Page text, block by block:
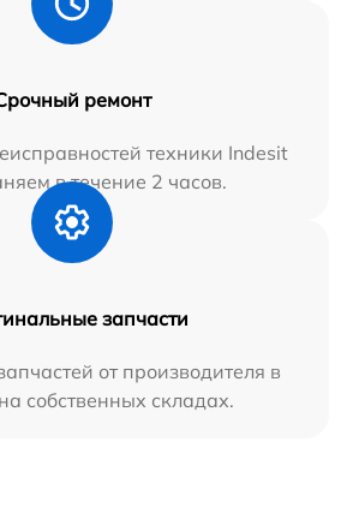
ремонт
техники Indesit
в течение 2 часов.
запчасти
от производителя в
собственных складах.